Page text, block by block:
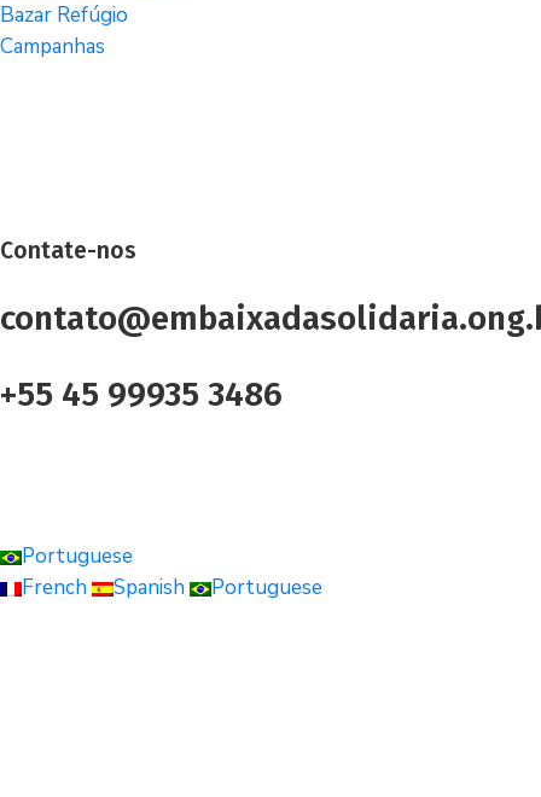
Bazar Refúgio
Campanhas
Contate-nos
+55 45 99935 3486
Portuguese
French
Spanish Portuguese